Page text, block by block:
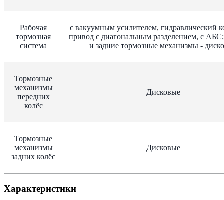
Рабочая
тормозная
система
с вакуумным усилителем, гидравлический
привод с диагональным разделением, с
и задние тормозные механизмы -
Тормозные
механизмы
передних
колёс
Дисковые
Тормозные
механизмы
задних колёс
Дисковые
Характеристики